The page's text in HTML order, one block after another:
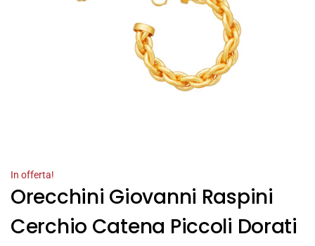
In offerta!
Orecchini Giovanni Raspini
Cerchio Catena Piccoli Dorati